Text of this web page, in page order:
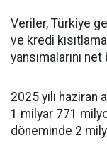
Veriler, Türkiye
ve kredi
yansımalarını
2025 yılı haziran
1 milyar 771
döneminde 2